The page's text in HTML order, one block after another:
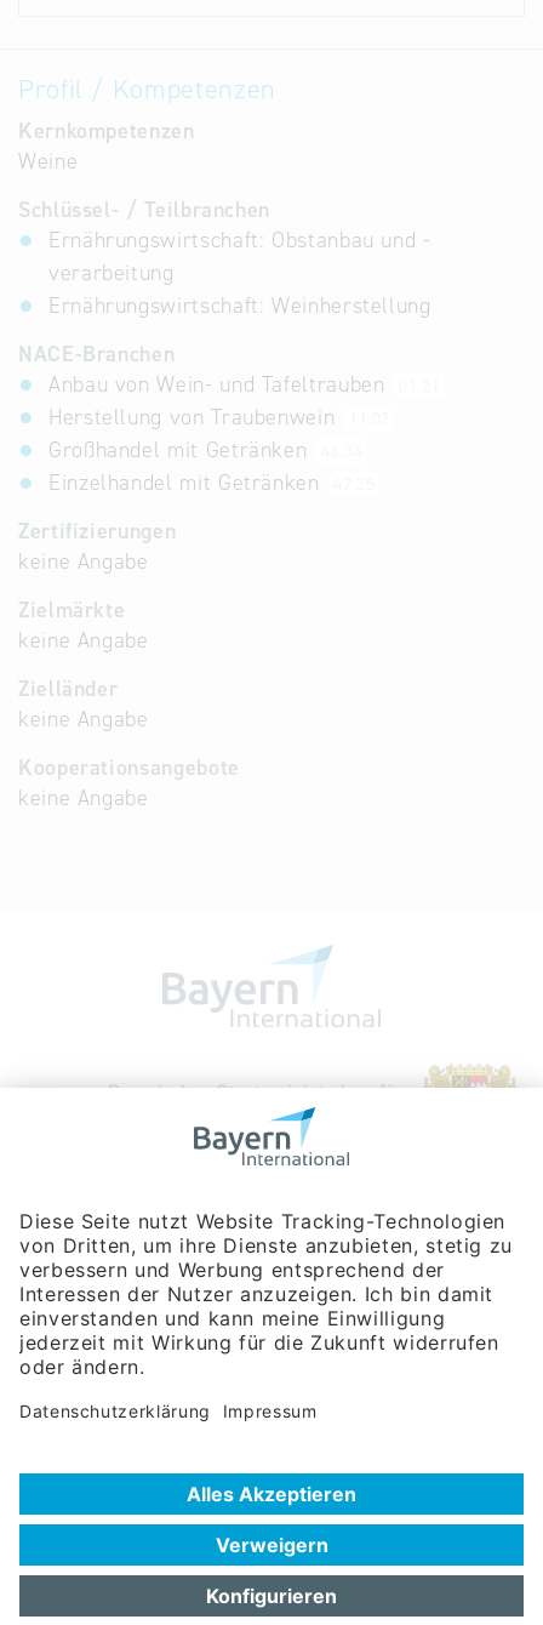
Profil / Kompetenzen
Kernkompetenzen
Weine
Schlüssel- / Teilbranchen
Ernährungswirtschaft: Obstanbau und -
verarbeitung
Ernährungswirtschaft: Weinherstellung
NACE-Branchen
Anbau von Wein- und Tafeltrauben
Herstellung von Traubenwein
Großhandel mit Getränken
Einzelhandel mit Getränken
Zertifizierungen
keine Angabe
Zielmärkte
keine Angabe
Zielländer
keine Angabe
Kooperationsangebote
keine Angabe
Bayerische Gesellschaft für Internationale
Rosenheimer Str. 143C
81671 München
Tel:+49 180 5949260
(Festnetz 14 ct/min, Mobil max. 42 ct/min)
Hotline
Datenschutzerklärung
Nutzungsbedingungen
Häufig gestellte Fragen (FAQ)